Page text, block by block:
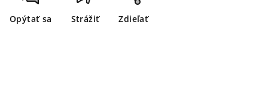
Opýtať sa Strážiť Zdieľať